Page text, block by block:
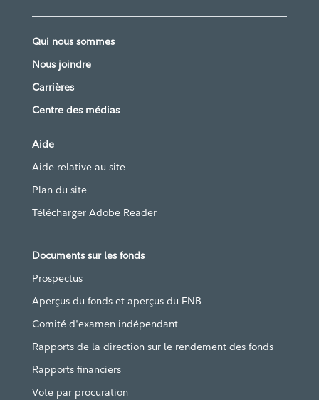
Qui nous sommes
Nous joindre
Carrières
Centre des médias
Aide
Aide relative au site
Plan du site
Télécharger Adobe Reader
Documents sur les fonds
Prospectus
Aperçus du fonds et aperçus du FNB
Comité d'examen indépendant
Rapports de la direction sur le rendement des fonds
Rapports financiers
Vote par procuration